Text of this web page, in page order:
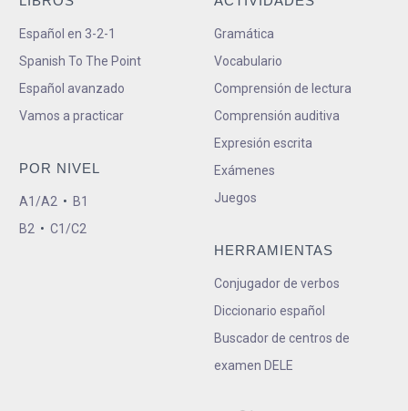
Español en 3-2-1
Spanish To The Point
Español avanzado
Vamos a practicar
POR NIVEL
A1/A2 • B1
B2 • C1/C2
Gramática
Vocabulario
Comprensión de lectura
Comprensión auditiva
Expresión escrita
Exámenes
Juegos
HERRAMIENTAS
Conjugador de verbos
Diccionario español
Buscador de centros de
examen DELE